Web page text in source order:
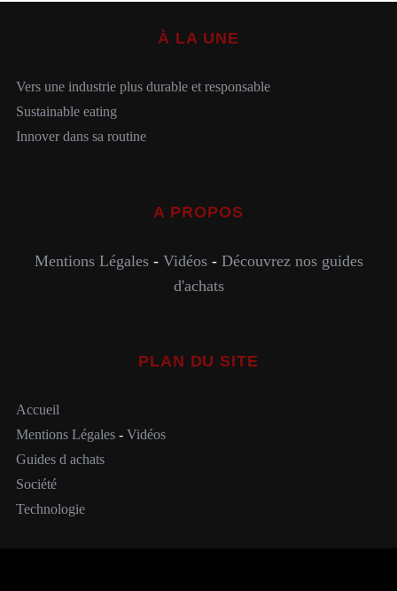
À LA UNE
Vers une industrie plus durable et responsable
Sustainable eating
Innover dans sa routine
A PROPOS
Mentions Légales- Vidéos- Découvrez nos guides
d'achats
PLAN DU SITE
Accueil
Mentions Légales- Vidéos
Guides d achats
Société
Technologie